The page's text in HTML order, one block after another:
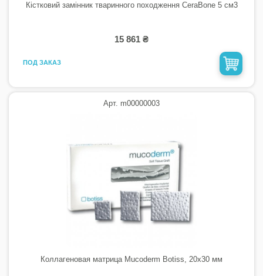
Кістковий замінник тваринного походження CeraBone 5 см3
15 861 ₴
ПОД ЗАКАЗ
Арт. m00000003
Коллагеновая матрица Mucoderm Botiss, 20x30 мм